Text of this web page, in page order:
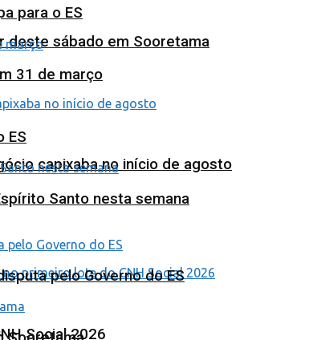
deste sábado em Sooretama
capixaba no início de agosto
Social 2026
para o ES
31 de março
ES
Santo nesta semana
pelo Governo do ES